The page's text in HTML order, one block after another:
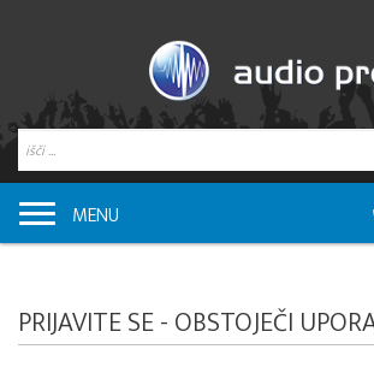
MENU
PRIJAVITE SE - OBSTOJEČI